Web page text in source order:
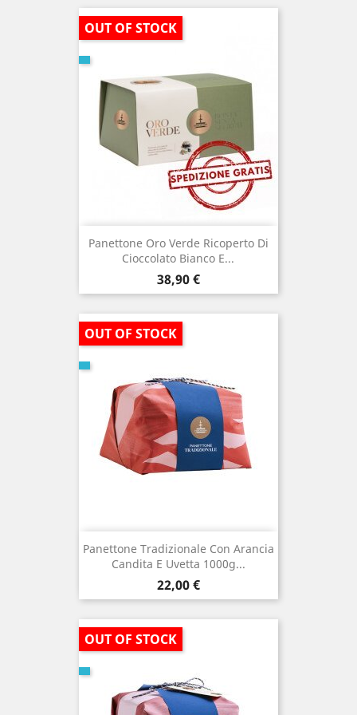
Panettone Oro Verde Ricoperto Di
Cioccolato Bianco E...
Prezzo
38,90 €
OUT OF STOCK
Panettone Tradizionale Con Arancia
Candita E Uvetta 1000g...
Prezzo
22,00 €
OUT OF STOCK
OUT OF STOCK